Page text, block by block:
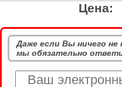
Даже если Вы ничего
мы обязательно